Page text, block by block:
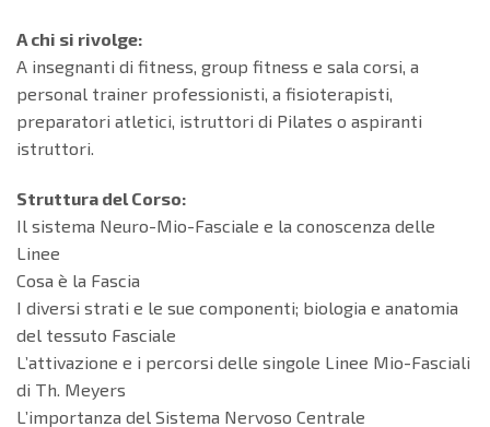
A chi si rivolge:
A insegnanti di fitness, group fitness e sala corsi, a
personal trainer professionisti, a fisioterapisti,
preparatori atletici, istruttori di Pilates o aspiranti
istruttori.
Struttura del Corso:
Il sistema Neuro-Mio-Fasciale e la conoscenza delle
Linee
Cosa è la Fascia
I diversi strati e le sue componenti; biologia e anatomia
del tessuto Fasciale
L’attivazione e i percorsi delle singole Linee Mio-Fasciali
di Th. Meyers
L’importanza del Sistema Nervoso Centrale